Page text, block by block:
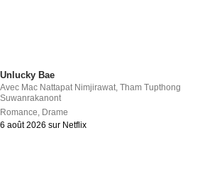
Unlucky Bae
Avec Mac Nattapat Nimjirawat,Tham Tupthong
Suwanrakanont
Romance, Drame
6 août 2026 sur Netflix